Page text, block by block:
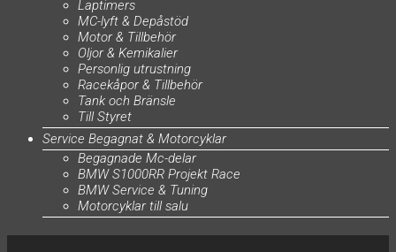
Laptimers
MC-lyft & Depåstöd
Motor & Tillbehör
Oljor & Kemikalier
Personlig utrustning
Racekåpor & Tillbehör
Tank och Bränsle
Till Styret
Service Begagnat & Motorcyklar
Begagnade Mc-delar
BMW S1000RR Projekt Race
BMW Service & Tuning
Motorcyklar till salu